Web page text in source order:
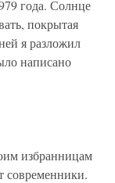
года. Солнце
покрытая
я разложил
написано
избранницам
современники.